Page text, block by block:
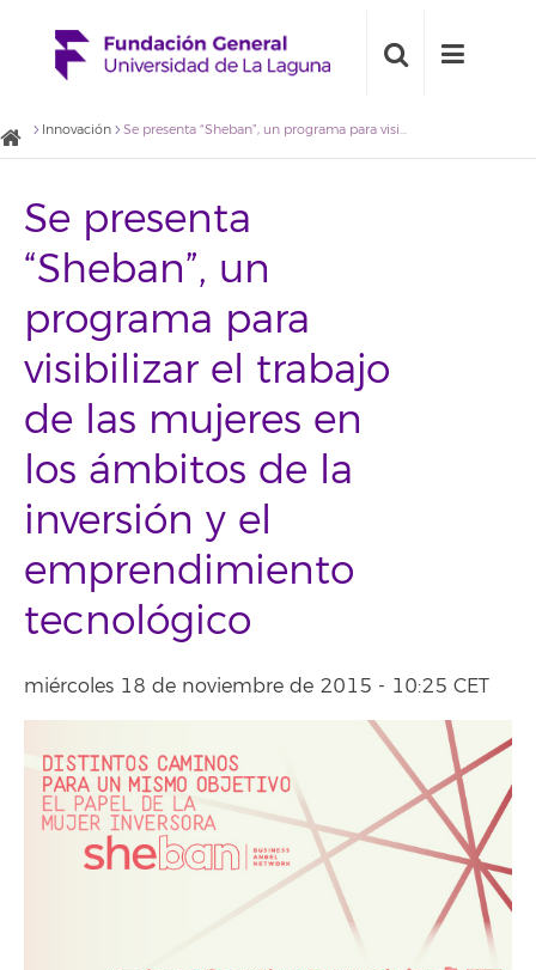
Innovación Se presenta “Sheban”, un programa para visibilizar el trabajo de las mujeres en los ámbitos de la inversión y el emprendimiento tecnológico
Se presenta
“Sheban”, un
programa para
visibilizar el trabajo
de las mujeres en
los ámbitos de la
inversión y el
emprendimiento
tecnológico
miércoles 18 de noviembre de 2015 - 10:25 CET